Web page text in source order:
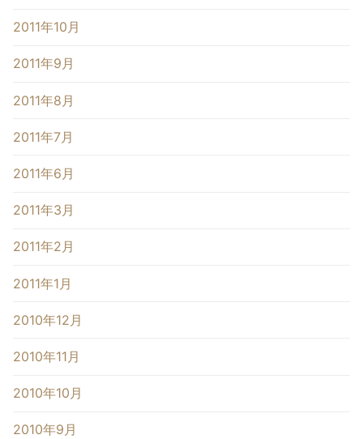
2011年10月
2011年9月
2011年8月
2011年7月
2011年6月
2011年3月
2011年2月
2011年1月
2010年12月
2010年11月
2010年10月
2010年9月